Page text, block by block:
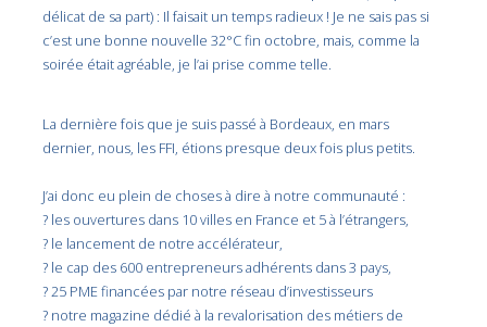
délicat de sa part) : Il faisait un temps radieux ! Je ne sais pas si
c’est une bonne nouvelle 32°C fin octobre, mais, comme la
soirée était agréable, je l’ai prise comme telle.
La dernière fois que je suis passé à Bordeaux, en mars
dernier, nous, les FFI, étions presque deux fois plus petits.
J’ai donc eu plein de choses à dire à notre communauté :
? les ouvertures dans 10 villes en France et 5 à l’étrangers,
? le lancement de notre accélérateur,
? le cap des 600 entrepreneurs adhérents dans 3 pays,
? 25 PME financées par notre réseau d’investisseurs
? notre magazine dédié à la revalorisation des métiers de